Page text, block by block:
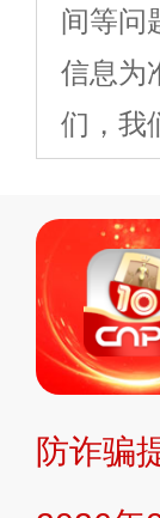
间等问
信息为
们，我
标、
复制
不代理
持投资
提交说
防诈骗